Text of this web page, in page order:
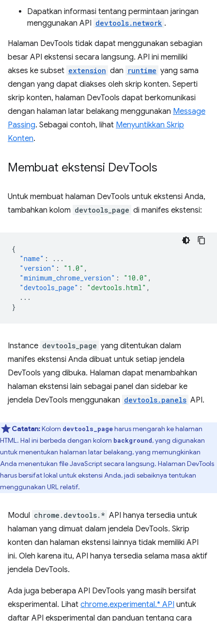
Dapatkan informasi tentang permintaan jaringan
menggunakan API devtools.network .
Halaman DevTools tidak dapat menggunakan sebagian
besar API ekstensi secara langsung. API ini memiliki
akses ke subset extension dan runtime yang sama
dengan yang dapat diakses oleh skrip konten. Seperti
skrip konten, halaman DevTools dapat berkomunikasi
dengan halaman latar belakang menggunakan Message
Passing. Sebagai contoh, lihat Menyuntikkan Skrip
Konten.
Membuat ekstensi DevTools
Untuk membuat halaman DevTools untuk ekstensi Anda,
tambahkan kolom devtools_page di manifes ekstensi:
{
"name" :
...
"version" : "1.0" ,
"minimum_chrome_version" : "10.0" ,
"devtools_page" : "devtools.html" ,
...
}
Instance devtools_page yang ditentukan dalam
manifes ekstensi Anda dibuat untuk setiap jendela
DevTools yang dibuka. Halaman dapat menambahkan
halaman ekstensi lain sebagai panel dan sidebar ke
jendela DevTools menggunakan devtools.panels API.
Catatan:Kolom devtools_pageharus mengarah ke halaman
HTML. Hal ini berbeda dengan kolom background, yang digunakan
untuk menentukan halaman latar belakang, yang memungkinkan
Anda menentukan file JavaScript secara langsung. Halaman DevTools
harus bersifat lokal untuk ekstensi Anda, jadi sebaiknya tentukan
menggunakan URL relatif.
Modul chrome.devtools.* API hanya tersedia untuk
halaman yang dimuat dalam jendela DevTools. Skrip
konten dan halaman ekstensi lainnya tidak memiliki API
ini. Oleh karena itu, API hanya tersedia selama masa aktif
jendela DevTools.
Ada juga beberapa API DevTools yang masih bersifat
eksperimental. Lihat chrome.experimental.* API untuk
daftar API eksperimental dan panduan tentang cara